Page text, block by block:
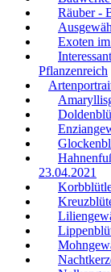
Räuber -
Exoten
Pflanzenreich
23.04.2021